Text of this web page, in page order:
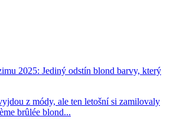
2025: Jediný odstín blond barvy, který
z módy, ale ten letošní si zamilovaly
brûlée blond...